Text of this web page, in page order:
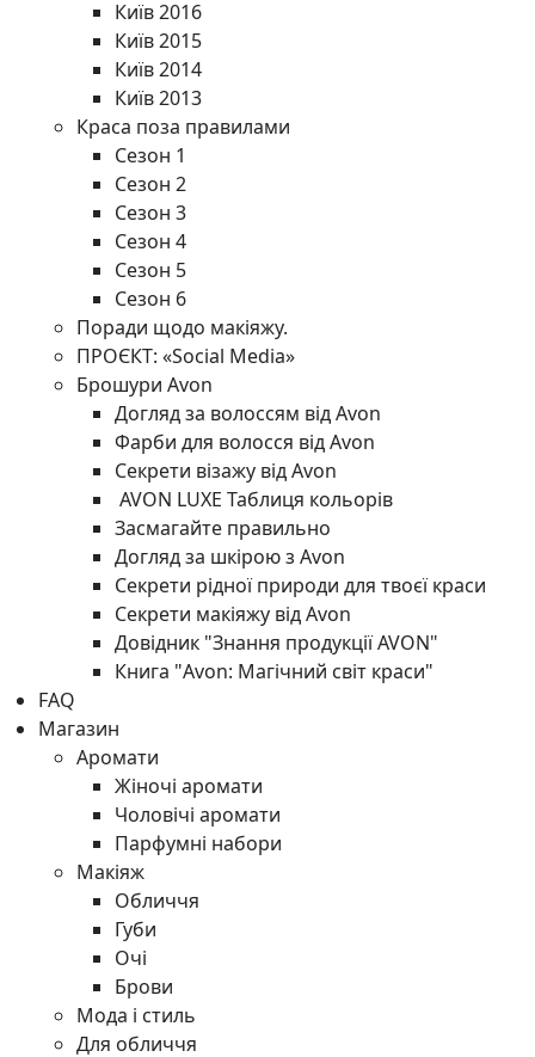
Київ 2016
Київ 2015
Київ 2014
Київ 2013
Краса поза правилами
Сезон 1
Сезон 2
Сезон 3
Сезон 4
Сезон 5
Сезон 6
Поради щодо макіяжу.
ПРОЄКТ: «Social Media»
Брошури Avon
Догляд за волоссям від Avon
Фарби для волосся від Avon
Секрети візажу від Avon
AVON LUXE Таблиця кольорів
Засмагайте правильно
Догляд за шкірою з Avon
Секрети рідної природи для твоєї краси
Секрети макіяжу від Avon
Довідник "Знання продукції AVON"
Книга "Avon: Магічний світ краси"
FAQ
Магазин
Аромати
Жіночі аромати
Чоловічі аромати
Парфумні набори
Макіяж
Обличчя
Губи
Очі
Брови
Мода і стиль
Для обличчя